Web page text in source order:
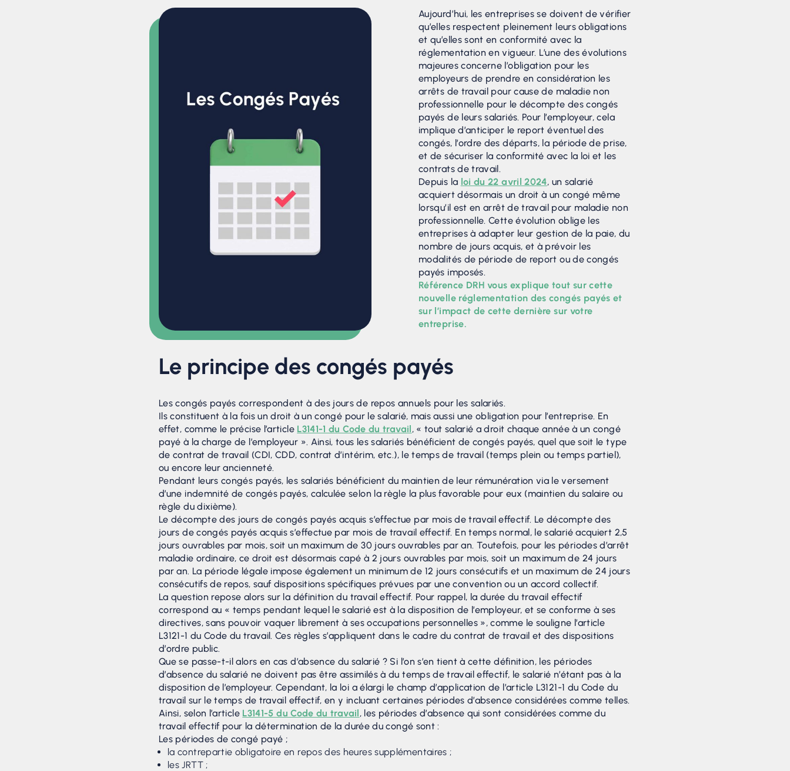
Aujourd’hui, les entreprises se doivent de vérifier
qu’elles respectent pleinement leurs obligations
et qu’elles sont en conformité avec la
réglementation en vigueur. L’une des évolutions
majeures concerne l’obligation pour les
employeurs de prendre en considération les
arrêts de travail pour cause de maladie non
professionnelle pour le décompte des congés
payés de leurs salariés. Pour l’employeur, cela
implique d’anticiper le report éventuel des
congés, l’ordre des départs, la période de prise,
et de sécuriser la conformité avec la loi et les
contrats de travail.
Depuis la loi du 22 avril 2024, un salarié
acquiert désormais un droit à un congé même
lorsqu’il est en arrêt de travail pour maladie non
professionnelle. Cette évolution oblige les
entreprises à adapter leur gestion de la paie, du
nombre de jours acquis, et à prévoir les
modalités de période de report ou de congés
payés imposés.
Référence DRH vous explique tout sur cette
nouvelle réglementation des congés payés et
sur l’impact de cette dernière sur votre
entreprise.
Le principe des congés payés
Les congés payés correspondent à des jours de repos annuels pour les salariés.
Ils constituent à la fois un droit à un congé pour le salarié, mais aussi une obligation pour l’entreprise. En
effet, comme le précise l’article L3141-1 du Code du travail, « tout salarié a droit chaque année à un congé
payé à la charge de l’employeur ». Ainsi, tous les salariés bénéficient de congés payés, quel que soit le type
de contrat de travail (CDI, CDD, contrat d’intérim, etc.), le temps de travail (temps plein ou temps partiel),
ou encore leur ancienneté.
Pendant leurs congés payés, les salariés bénéficient du maintien de leur rémunération via le versement
d’une indemnité de congés payés, calculée selon la règle la plus favorable pour eux (maintien du salaire ou
règle du dixième).
Le décompte des jours de congés payés acquis s’effectue par mois de travail effectif. Le décompte des
jours de congés payés acquis s’effectue par mois de travail effectif. En temps normal, le salarié acquiert 2,5
jours ouvrables par mois, soit un maximum de 30 jours ouvrables par an. Toutefois, pour les périodes d’arrêt
maladie ordinaire, ce droit est désormais capé à 2 jours ouvrables par mois, soit un maximum de 24 jours
par an. La période légale impose également un minimum de 12 jours consécutifs et un maximum de 24 jours
consécutifs de repos, sauf dispositions spécifiques prévues par une convention ou un accord collectif.
La question repose alors sur la définition du travail effectif. Pour rappel, la durée du travail effectif
correspond au « temps pendant lequel le salarié est à la disposition de l’employeur, et se conforme à ses
directives, sans pouvoir vaquer librement à ses occupations personnelles », comme le souligne l’article
L3121-1 du Code du travail. Ces règles s’appliquent dans le cadre du contrat de travail et des dispositions
d’ordre public.
Que se passe-t-il alors en cas d’absence du salarié ? Si l’on s’en tient à cette définition, les périodes
d’absence du salarié ne doivent pas être assimilés à du temps de travail effectif, le salarié n’étant pas à la
disposition de l’employeur. Cependant, la loi a élargi le champ d’application de l’article L3121-1 du Code du
travail sur le temps de travail effectif, en y incluant certaines périodes d’absence considérées comme telles.
Ainsi, selon l’article L3141-5 du Code du travail, les périodes d’absence qui sont considérées comme du
travail effectif pour la détermination de la durée du congé sont :
Les périodes de congé payé ;
la contrepartie obligatoire en repos des heures supplémentaires ;
les JRTT ;